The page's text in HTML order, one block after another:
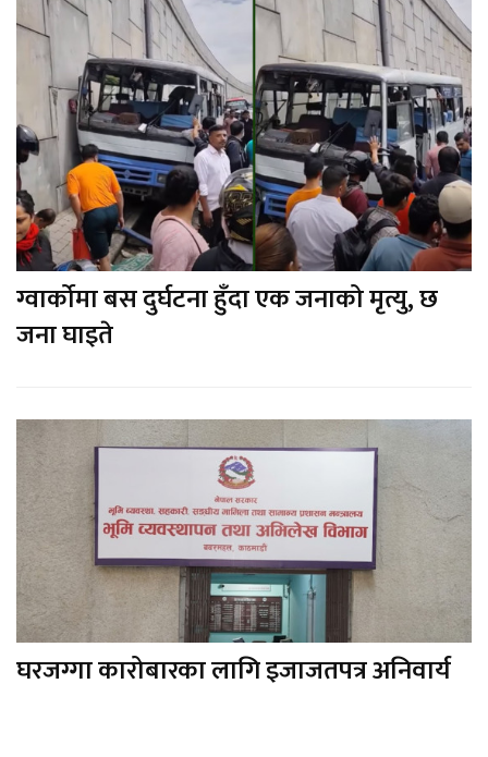
ग्वार्कोमा बस दुर्घटना हुँदा एक जनाको मृत्यु, छ
जना घाइते
घरजग्गा कारोबारका लागि इजाजतपत्र अनिवार्य